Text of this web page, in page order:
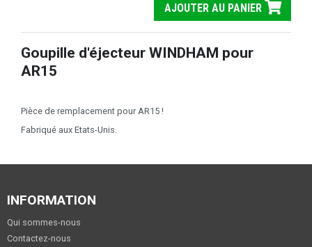
AJOUTER AU PANIER
Goupille d'éjecteur WINDHAM pour
AR15
Pièce de remplacement pour AR15 !
Fabriqué aux Etats-Unis.
INFORMATION
Qui sommes-nous
Contactez-nous